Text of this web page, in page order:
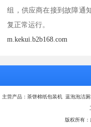
组，供应商在接到故障通
复正常运行。
m.kekui.b2b168.com
主营产品：茶饼棉纸包装机 蓝泡泡洁
版权所有：